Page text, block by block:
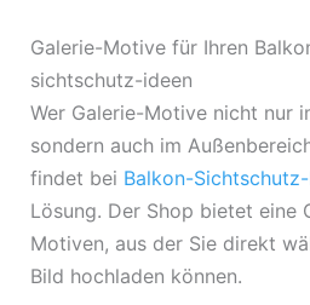
Galerie-Motive für Ihren
sichtschutz-ideen
Wer Galerie-Motive nicht nur
sondern auch im
findet bei Balkon-
Lösung. Der Shop bietet eine
Motiven, aus der Sie direkt
Bild hochladen können.